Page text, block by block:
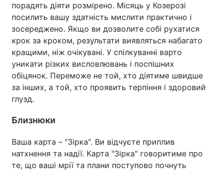
порадять діяти розмірено. Місяць у Козерозі
посилить вашу здатність мислити практично і
зосереджено. Якщо ви дозволите собі рухатися
крок за кроком, результати виявляться набагато
кращими, ніж очікувані. У спілкуванні варто
уникати різких висловлювань і поспішних
обіцянок. Переможе не той, хто діятиме швидше
за інших, а той, хто проявить терпіння і здоровий
глузд.
Близнюки
Ваша карта – "Зірка". Ви відчуєте приплив
натхнення та надії. Карта "Зірка" говоритиме про
те, що ваші мрії та плани поступово почнуть